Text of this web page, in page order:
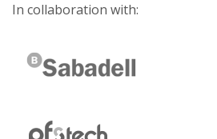
In collaboration with: